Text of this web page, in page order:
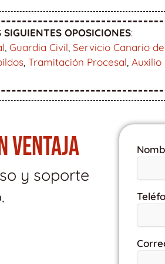
OPOSICIONES:
, Guardia Civil, Servicio Canario
, Tramitación Procesal, Auxilio
VENTAJA
y soporte